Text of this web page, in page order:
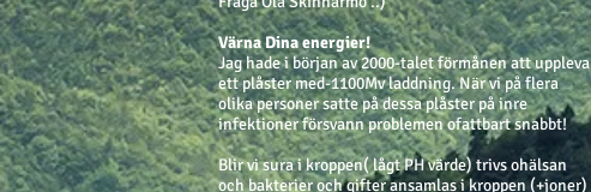
Värna Dina energier!
Jag hade i början av 2000-talet förmånen att uppleva
ett plåster med-1100Mv laddning. När vi på flera
olika personer satte på dessa plåster på inre
infektioner försvann problemen ofattbart snabbt!
Blir vi sura i kroppen( lågt PH värde) trivs ohälsan
och bakterier och gifter ansamlas i kroppen (+joner)